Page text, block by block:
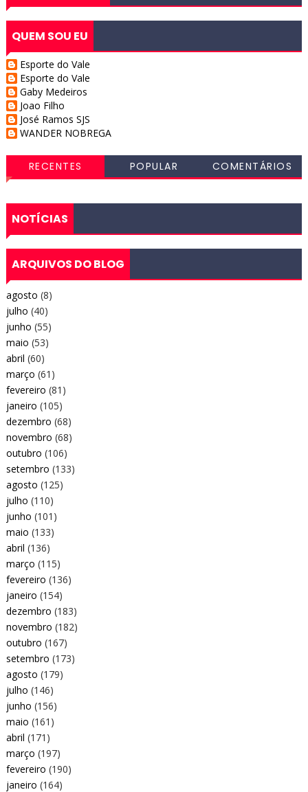
QUEM SOU EU
Esporte do Vale
Esporte do Vale
Gaby Medeiros
Joao Filho
José Ramos SJS
WANDER NOBREGA
RECENTES POPULAR COMENTÁRIOS
NOTÍCIAS
ARQUIVOS DO BLOG
agosto (8)
julho (40)
junho (55)
maio (53)
abril (60)
março (61)
fevereiro (81)
janeiro (105)
dezembro (68)
novembro (68)
outubro (106)
setembro (133)
agosto (125)
julho (110)
junho (101)
maio (133)
abril (136)
março (115)
fevereiro (136)
janeiro (154)
dezembro (183)
novembro (182)
outubro (167)
setembro (173)
agosto (179)
julho (146)
junho (156)
maio (161)
abril (171)
março (197)
fevereiro (190)
janeiro (164)